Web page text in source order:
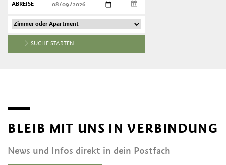
ABREISE
SUCHE STARTEN
BLEIB MIT UNS IN VERBINDUNG
News und Infos direkt in dein Postfach